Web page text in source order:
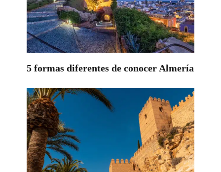
5 formas diferentes de conocer Almería